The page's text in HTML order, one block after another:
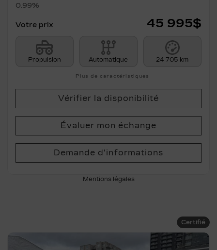
0.99%
Votre prix 45 995$
Propulsion Automatique 24 705 km
Plus de caractéristiques
Vérifier la disponibilité
Évaluer mon échange
Demande d'informations
Mentions légales
Certifié